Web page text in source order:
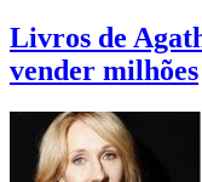
Livros de
vender milhões